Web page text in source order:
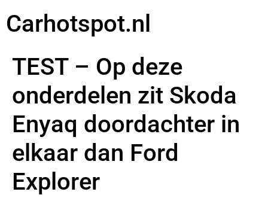
Carhotspot.nl
TEST – Op deze
onderdelen zit Skoda
Enyaq doordachter in
elkaar dan Ford
Explorer